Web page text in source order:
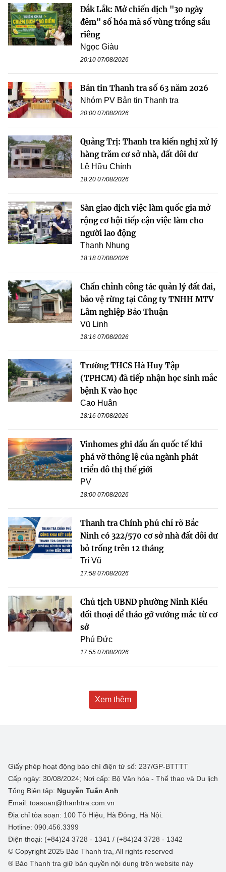
Đắk Lắk: Mở chiến dịch "30 ngày
đêm" số hóa mã số vùng trồng sầu
riêng
Ngọc Giàu
20:10 07/08/2026
Bản tin Thanh tra số 63 năm 2026
Nhóm PV Bản tin Thanh tra
20:00 07/08/2026
Quảng Trị: Thanh tra kiến nghị xử lý
hàng trăm cơ sở nhà, đất dôi dư
Lê Hữu Chính
18:20 07/08/2026
Sàn giao dịch việc làm quốc gia mở
rộng cơ hội tiếp cận việc làm cho
người lao động
Thanh Nhung
18:18 07/08/2026
Chấn chỉnh công tác quản lý đất đai,
bảo vệ rừng tại Công ty TNHH MTV
Lâm nghiệp Bảo Thuận
Vũ Linh
18:16 07/08/2026
Trường THCS Hà Huy Tập
(TPHCM) đã tiếp nhận học sinh mắc
bệnh K vào học
Cao Huân
18:16 07/08/2026
Vinhomes ghi dấu ấn quốc tế khi
phá vỡ thông lệ của ngành phát
triển đô thị thế giới
PV
18:00 07/08/2026
Thanh tra Chính phủ chỉ rõ Bắc
Ninh có 322/570 cơ sở nhà đất dôi dư
bỏ trống trên 12 tháng
Trí Vũ
17:58 07/08/2026
Chủ tịch UBND phường Ninh Kiều
đối thoại để tháo gỡ vướng mắc từ cơ
sở
Phú Đức
17:55 07/08/2026
Xem thêm
Giấy phép hoạt động báo chí điện tử số: 237/GP-BTTTT
Cấp ngày: 30/08/2024; Nơi cấp: Bộ Văn hóa - Thể thao và Du lịch
Tổng Biên tập: Nguyễn Tuấn Anh
Email: toasoan@thanhtra.com.vn
Địa chỉ tòa soạn: 100 Tô Hiệu, Hà Đông, Hà Nội.
Hotline: 090.456.3399
Điện thoại: (+84)24 3728 - 1341 / (+84)24 3728 - 1342
© Copyright 2025 Báo Thanh tra, All rights reserved
® Báo Thanh tra giữ bản quyền nội dung trên website này